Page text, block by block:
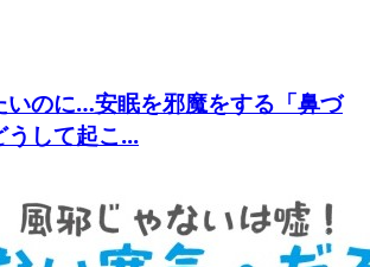
いのに…安眠を邪魔をする「鼻づ
うして起こ...